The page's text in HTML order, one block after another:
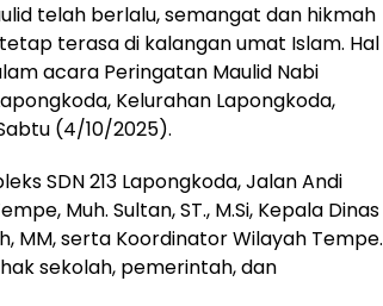
telah berlalu, semangat dan hikmah
terasa di kalangan umat Islam. Hal
acara Peringatan Maulid Nabi
Kelurahan Lapongkoda,
(4/10/2025).
SDN 213 Lapongkoda, Jalan Andi
Muh. Sultan, ST., M.Si, Kepala Dinas
MM, serta Koordinator Wilayah Tempe.
sekolah, pemerintah, dan